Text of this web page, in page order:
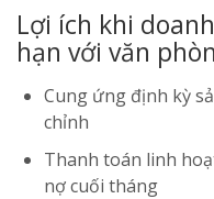
Lợi ích khi
hạn với văn
Cung ứng định kỳ
chỉnh
Thanh toán linh
nợ cuối tháng